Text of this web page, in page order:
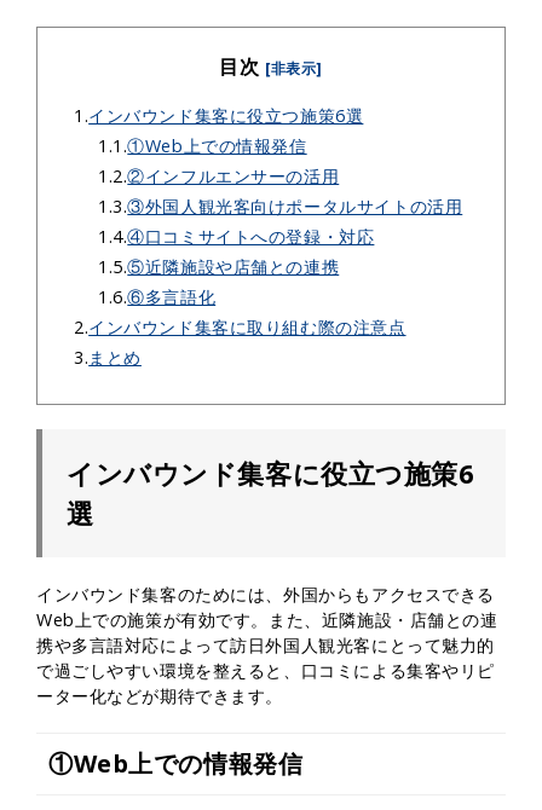
目次 [非表示]
1.インバウンド集客に役立つ施策6選
1.1.①Web上での情報発信
1.2.②インフルエンサーの活用
1.3.③外国人観光客向けポータルサイトの活用
1.4.④口コミサイトへの登録・対応
1.5.⑤近隣施設や店舗との連携
1.6.⑥多言語化
2.インバウンド集客に取り組む際の注意点
3.まとめ
インバウンド集客に役立つ施策6
選
インバウンド集客のためには、外国からもアクセスできる
Web上での施策が有効です。また、近隣施設・店舗との連
携や多言語対応によって訪日外国人観光客にとって魅力的
で過ごしやすい環境を整えると、口コミによる集客やリピ
ーター化などが期待できます。
①Web上での情報発信